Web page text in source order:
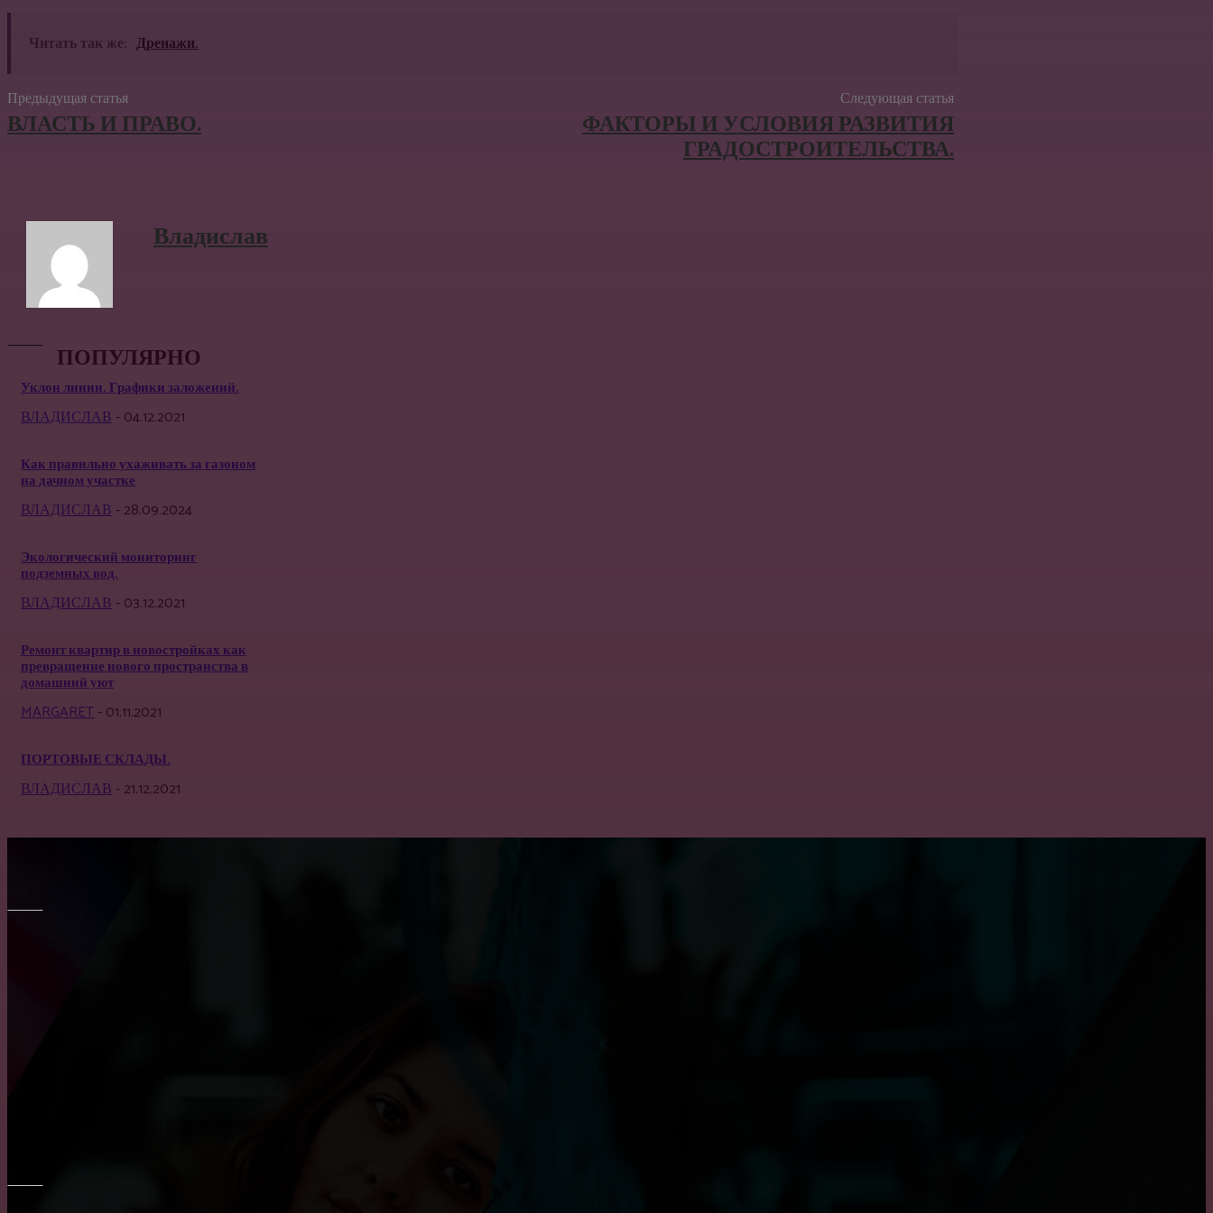
Читать так же: Дренажи.
Предыдущая статья
ВЛАСТЬ И ПРАВО.
Следующая статья
ФАКТОРЫ И УСЛОВИЯ РАЗВИТИЯ
ГРАДОСТРОИТЕЛЬСТВА.
Владислав
ПОПУЛЯРНО
Уклон линии. Графики заложений.
ВЛАДИСЛАВ- 04.12.2021
Как правильно ухаживать за газоном
на дачном участке
ВЛАДИСЛАВ-28.09.2024
Экологический мониторинг
подземных вод.
ВЛАДИСЛАВ- 03.12.2021
Ремонт квартир в новостройках как
превращение нового пространства в
домашний уют
MARGARET- 01.11.2021
ПОРТОВЫЕ СКЛАДЫ.
ВЛАДИСЛАВ- 21.12.2021